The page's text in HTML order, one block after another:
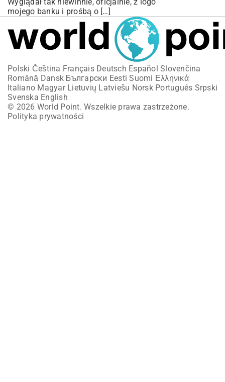
mojego banku i prośbą o […]
Polski Čeština Français Deutsch Español Slovenčina
Română Dansk Български Eesti Suomi Ελληνικά
Italiano Magyar Lietuvių Latviešu Norsk Português Srpski
Svenska English
© 2026 World Point. Wszelkie prawa zastrzeżone.
Polityka prywatności